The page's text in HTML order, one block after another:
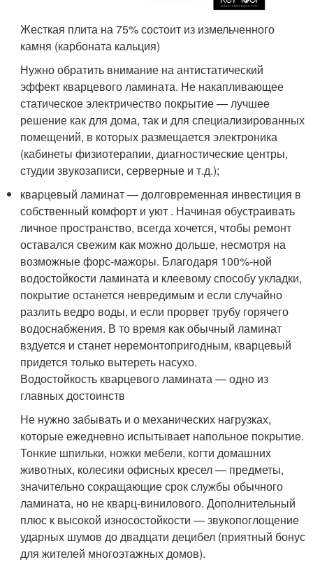
Жесткая плита на 75% состоит из измельченного
камня (карбоната кальция)
Нужно обратить внимание на антистатический
эффект кварцевого ламината. Не накапливающее
статическое электричество покрытие — лучшее
решение как для дома, так и для специализированных
помещений, в которых размещается электроника
(кабинеты физиотерапии, диагностические центры,
студии звукозаписи, серверные и т.д.);
кварцевый ламинат — долговременная инвестиция в
собственный комфорт и уют . Начиная обустраивать
личное пространство, всегда хочется, чтобы ремонт
оставался свежим как можно дольше, несмотря на
возможные форс-мажоры. Благодаря 100%-ной
водостойкости ламината и клеевому способу укладки,
покрытие останется невредимым и если случайно
разлить ведро воды, и если прорвет трубу горячего
водоснабжения. В то время как обычный ламинат
вздуется и станет неремонтопригодным, кварцевый
придется только вытереть насухо.
Водостойкость кварцевого ламината — одно из
главных достоинств
Не нужно забывать и о механических нагрузках,
которые ежедневно испытывает напольное покрытие.
Тонкие шпильки, ножки мебели, когти домашних
животных, колесики офисных кресел — предметы,
значительно сокращающие срок службы обычного
ламината, но не кварц-винилового. Дополнительный
плюс к высокой износостойкости — звукопоглощение
ударных шумов до двадцати децибел (приятный бонус
для жителей многоэтажных домов).